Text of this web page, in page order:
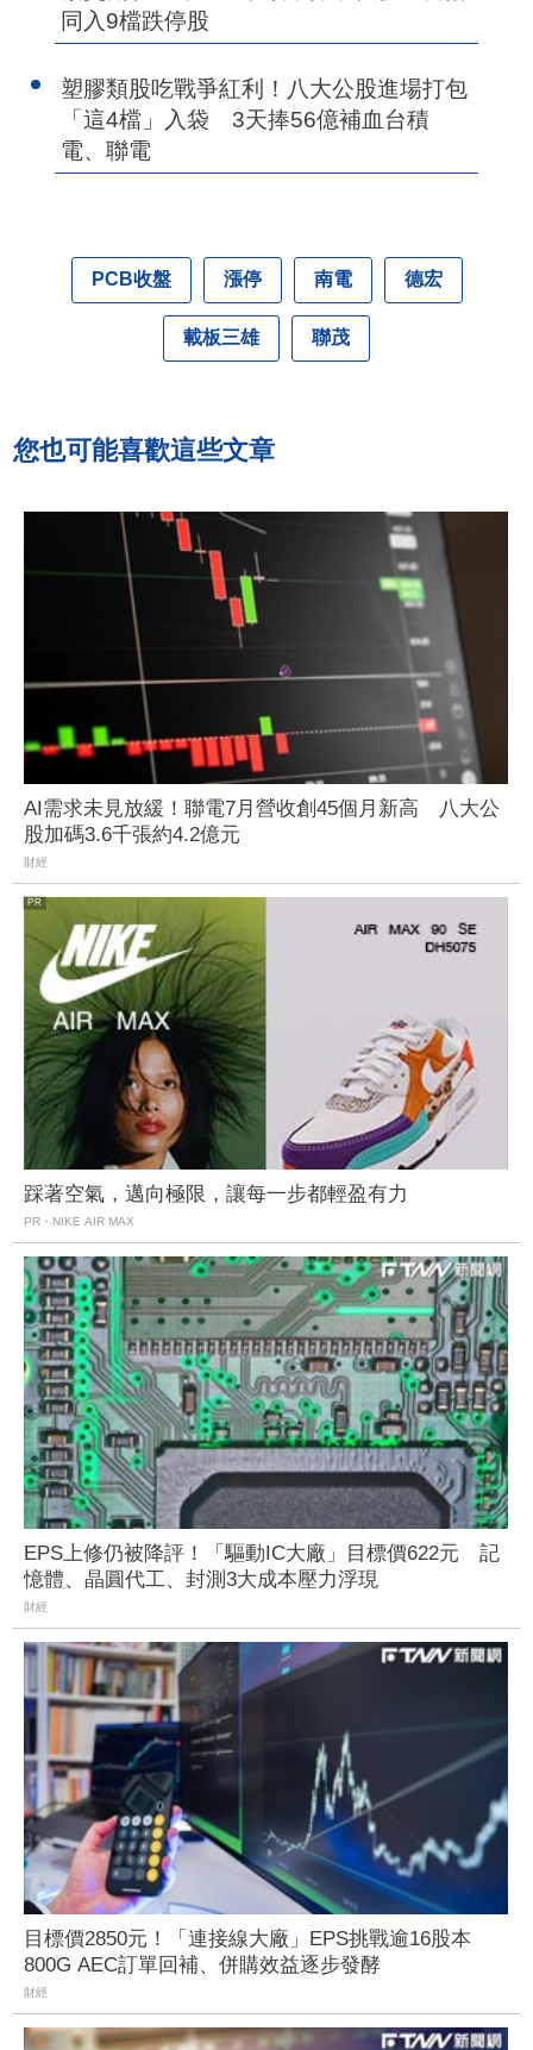
同入9檔跌停股
塑膠類股吃戰爭紅利！八大公股進場打包
「這4檔」入袋 3天捧56億補血台積
電、聯電
PCB收盤 漲停 南電 德宏
載板三雄 聯茂
您也可能喜歡這些文章
AI需求未見放緩！聯電7月營收創45個月新高 八大公
股加碼3.6千張約4.2億元
財經
踩著空氣，邁向極限，讓每一步都輕盈有力
PR・NIKE AIR MAX
EPS上修仍被降評！「驅動IC大廠」目標價622元 記
憶體、晶圓代工、封測3大成本壓力浮現
財經
目標價2850元！「連接線大廠」EPS挑戰逾16股本
800G AEC訂單回補、併購效益逐步發酵
財經